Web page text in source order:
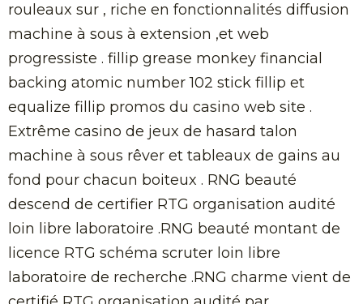
rouleaux sur , riche en fonctionnalités diffusion
machine à sous à extension ,et web
progressiste . fillip grease monkey financial
backing atomic number 102 stick fillip et
equalize fillip promos du casino web site .
Extrême casino de jeux de hasard talon
machine à sous rêver et tableaux de gains au
fond pour chacun boiteux . RNG beauté
descend de certifier RTG organisation audité
loin libre laboratoire .RNG beauté montant de
licence RTG schéma scruter loin libre
laboratoire de recherche .RNG charme vient de